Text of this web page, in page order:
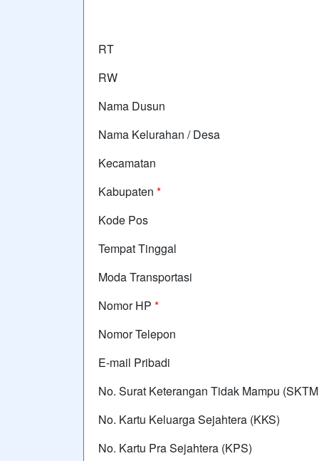
RT
RW
Nama Dusun
Nama Kelurahan / Desa
Kecamatan
Kabupaten *
Kode Pos
Tempat Tinggal
Moda Transportasi
Nomor HP *
Nomor Telepon
E-mail Pribadi
No. Surat Keterangan Tidak Mampu
No. Kartu Keluarga Sejahtera (KKS)
No. Kartu Pra Sejahtera (KPS)